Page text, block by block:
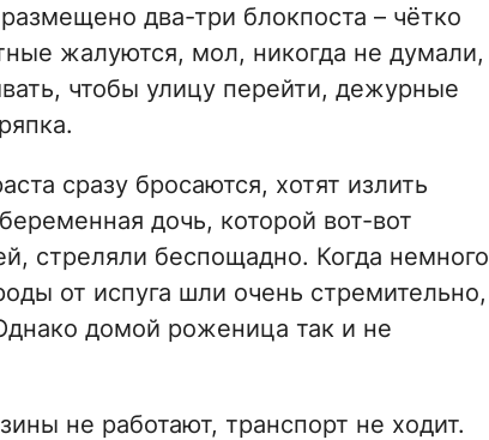
два-три блокпоста – чётко
жалуются, мол, никогда не думали,
чтобы улицу перейти, дежурные
сразу бросаются, хотят излить
дочь, которой вот-вот
стреляли беспощадно. Когда немного
от испуга шли очень стремительно,
домой роженица так и не
не работают, транспорт не ходит.